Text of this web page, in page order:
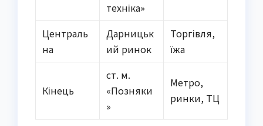
техніка»
Централь
на
Дарницьк
ий ринок
Торгівля,
їжа
Кінець
ст. м.
«Позняки
»
Метро,
ринки, ТЦ